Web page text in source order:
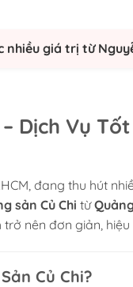
nhiều giá trị từ
Dịch Vụ
đang thu hút
sản Củ Chi từ
nên đơn giản,
Củ Chi?